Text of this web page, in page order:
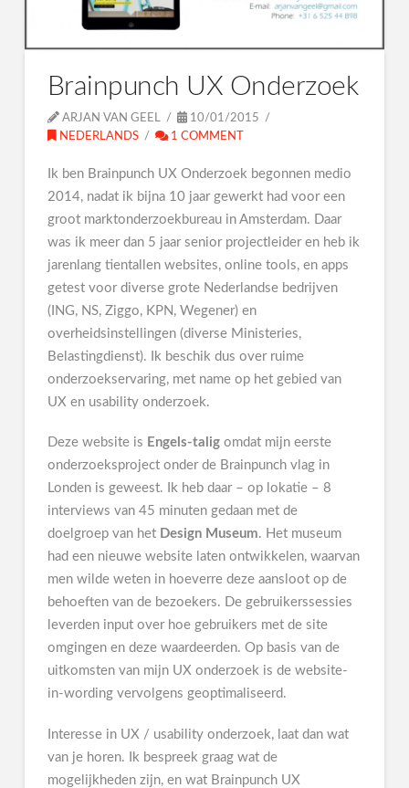
Brainpunch UX Onderzoek
ARJAN VAN GEEL
10/01/2015
NEDERLANDS
1 COMMENT
Ik ben Brainpunch UX Onderzoek begonnen medio
2014, nadat ik bijna 10 jaar gewerkt had voor een
groot marktonderzoekbureau in Amsterdam. Daar
was ik meer dan 5 jaar senior projectleider en heb ik
jarenlang tientallen websites, online tools, en apps
getest voor diverse grote Nederlandse bedrijven
(ING, NS, Ziggo, KPN, Wegener) en
overheidsinstellingen (diverse Ministeries,
Belastingdienst). Ik beschik dus over ruime
onderzoekservaring, met name op het gebied van
UX en usability onderzoek.
Deze website is Engels-taligomdat mijn eerste
onderzoeksproject onder de Brainpunch vlag in
Londen is geweest. Ik heb daar – op lokatie – 8
interviews van 45 minuten gedaan met de
doelgroep van het Design Museum. Het museum
had een nieuwe website laten ontwikkelen, waarvan
men wilde weten in hoeverre deze aansloot op de
behoeften van de bezoekers. De gebruikerssessies
leverden input over hoe gebruikers met de site
omgingen en deze waardeerden. Op basis van de
uitkomsten van mijn UX onderzoek is de website-
in-wording vervolgens geoptimaliseerd.
Interesse in UX / usability onderzoek, laat dan wat
van je horen. Ik bespreek graag wat de
mogelijkheden zijn, en wat Brainpunch UX